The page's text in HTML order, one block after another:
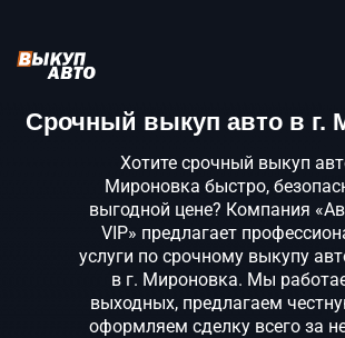
Срочный выкуп авто в г.
Хотите срочный выкуп
Мироновка быстро,
выгодной цене? Компания
VIP» предлагает
услуги по срочному выкупу
в г. Мироновка. Мы
выходных, предлагаем
оформляем сделку всего за